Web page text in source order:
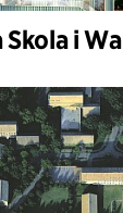
Skola i